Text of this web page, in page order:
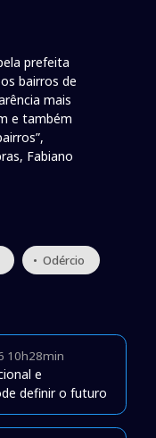
prefeita
bairros de
mais
e também
Fabiano
• Odércio
10h28min
e
definir o futuro